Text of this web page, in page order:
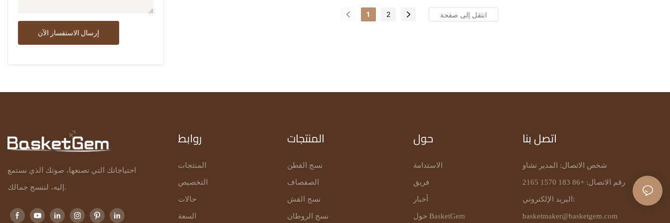
إرسال الاستفسار الآن
1 2
احتياجاتك التي نصنعها، صوتك الذي نستمع
إليه، لننسج جمالك.
روابط
المنتجات
التخصيص
حالات
السعة
المنتجات
نسج القطن
الصفصاف
نسج القش
نسج الروطان
حول
الاستدامة
فريق
أخبار
حول BasketGem
اتصل بنا
رقم الاتصال: +86 183 1570 2165
البريد الإلكتروني:
basketmaker@basketgem.com